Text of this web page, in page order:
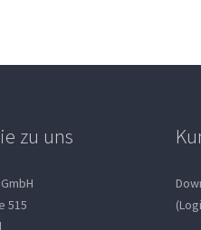
zu uns
515